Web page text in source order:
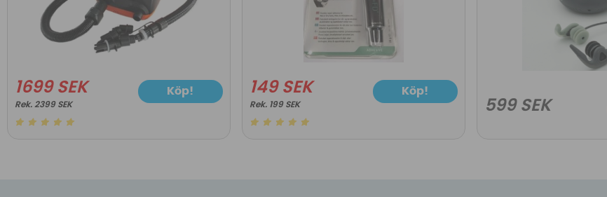
1699 SEK
2399 SEK
Köp! 149 SEK
199 SEK
Köp!
599 SEK